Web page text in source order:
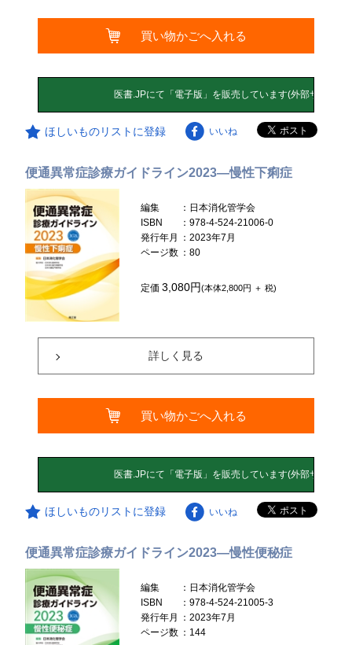
買い物かごへ入れる
ほしいものリストに登録 いいね
便通異常症診療ガイドライン2023―慢性下痢症
編集
：日本消化管学会
ISBN
：978-4-524-21006-0
発行年月
：2023年7月
ページ数 ：80
定価3,080円(本体2,800円 ＋ 税)
詳しく見る
買い物かごへ入れる
ほしいものリストに登録 いいね
便通異常症診療ガイドライン2023―慢性便秘症
編集
：日本消化管学会
ISBN
：978-4-524-21005-3
発行年月
：2023年7月
ページ数 ：144